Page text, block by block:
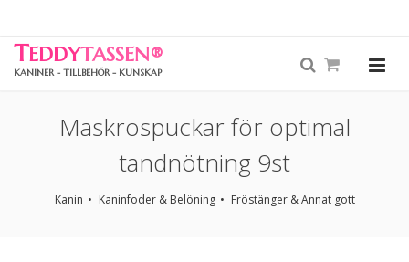
TEDDYTASSEN®
KANINER - TILLBEHÖR - KUNSKAP
Maskrospuckar för optimal
tandnötning 9st
Kanin Kaninfoder & Belöning Fröstänger & Annat gott